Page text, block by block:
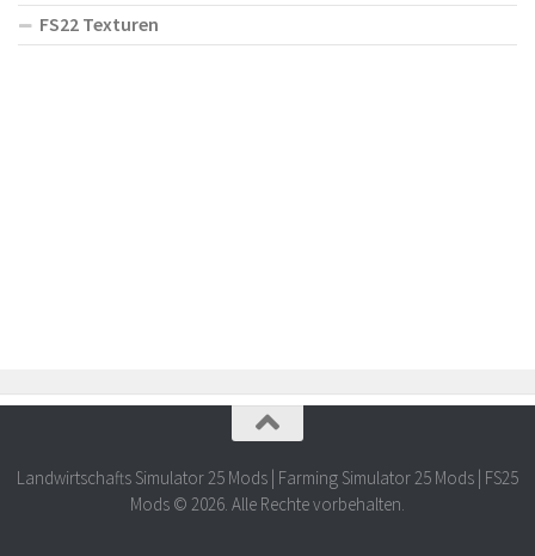
FS22 Texturen
Landwirtschafts Simulator 25 Mods | Farming Simulator 25 Mods | FS25
Mods © 2026. Alle Rechte vorbehalten.